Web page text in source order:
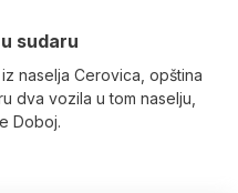
sudaru
naselja Cerovica, opština
dva vozila u tom naselju,
Doboj.